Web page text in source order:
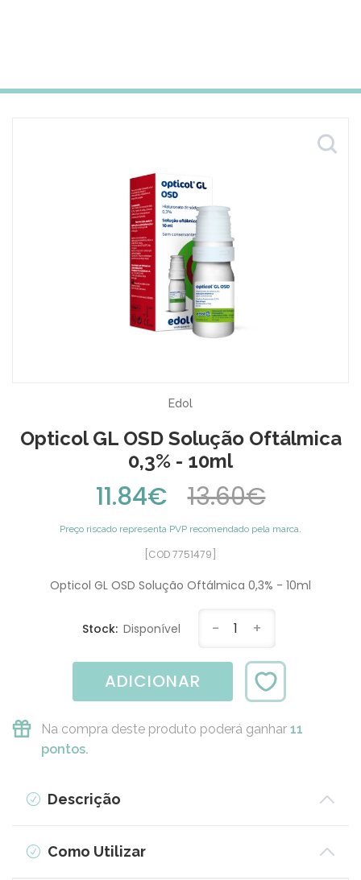
Edol
Opticol GL OSD Solução Oftálmica
0,3% - 10ml
11.84€ 13.60€
Preço riscado representa PVP recomendado pela marca.
[COD 7751479]
Opticol GL OSD Solução Oftálmica 0,3% - 10ml
Stock: Disponível - 1 +
ADICIONAR
Na compra deste produto poderá ganhar 11
pontos.
Descrição
Como Utilizar